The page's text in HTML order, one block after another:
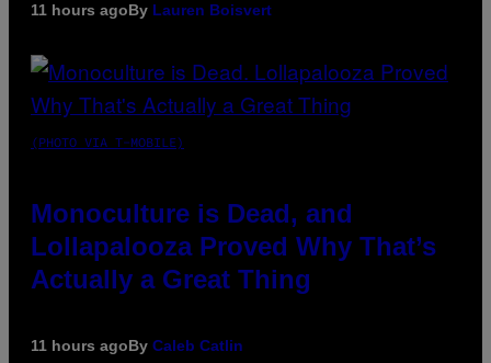
11 hours agoBy Lauren Boisvert
(PHOTO VIA T-MOBILE)
Monoculture is Dead, and
Lollapalooza Proved Why That’s
Actually a Great Thing
11 hours agoBy Caleb Catlin